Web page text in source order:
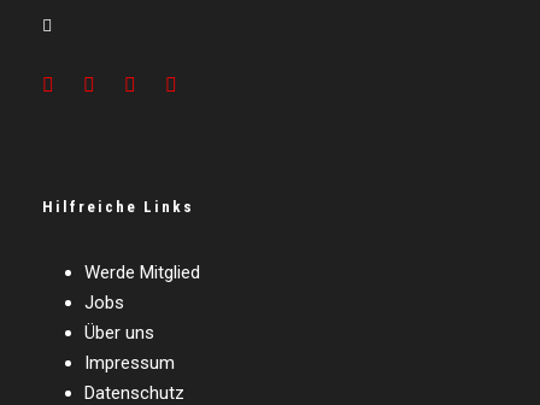
Hilfreiche Links
Werde Mitglied
Jobs
Über uns
Impressum
Datenschutz